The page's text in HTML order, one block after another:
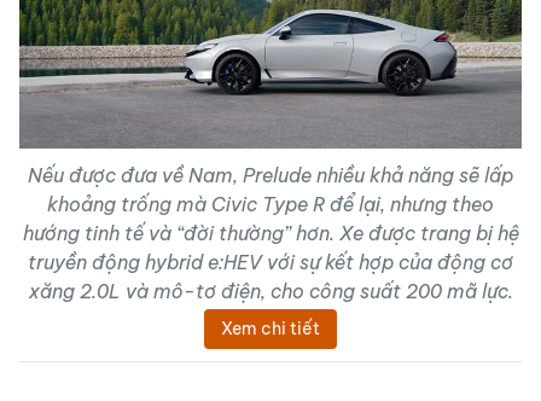
Nếu được đưa về Nam, Prelude nhiều khả năng sẽ lấp
khoảng trống mà Civic Type R để lại, nhưng theo
hướng tinh tế và “đời thường” hơn. Xe được trang bị hệ
truyền động hybrid e:HEV với sự kết hợp của động cơ
xăng 2.0L và mô-tơ điện, cho công suất 200 mã lực.
Xem chi tiết